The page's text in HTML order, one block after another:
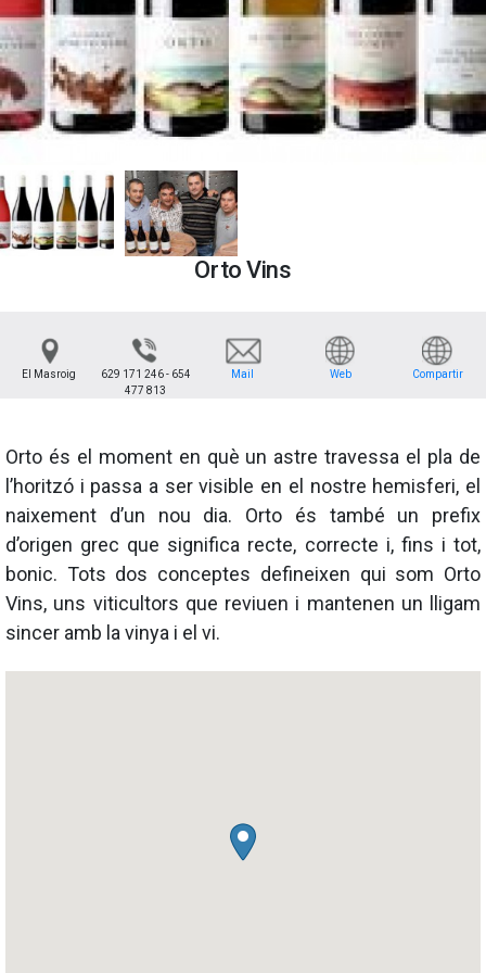
Orto Vins
El Masroig
629 171 246 - 654
477 813
Mail Web Compartir
Orto és el moment en què un astre travessa el pla de
l’horitzó i passa a ser visible en el nostre hemisferi, el
naixement d’un nou dia. Orto és també un prefix
d’origen grec que significa recte, correcte i, fins i tot,
bonic. Tots dos conceptes defineixen qui som Orto
Vins, uns viticultors que reviuen i mantenen un lligam
sincer amb la vinya i el vi.